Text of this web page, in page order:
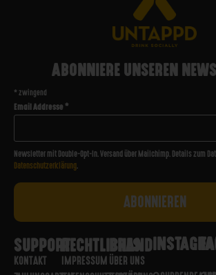
ABONNIERE UNSEREN
* zwingend
Email Addresse*
Newsletter mit Double-Opt-In. Versand über Mailchimp. Details zum
Datenschutzerklärung.
SUPPORT
KONTAKT
RECHTLICHES
IMPRESSUM
BRAND
ÜBER UNS